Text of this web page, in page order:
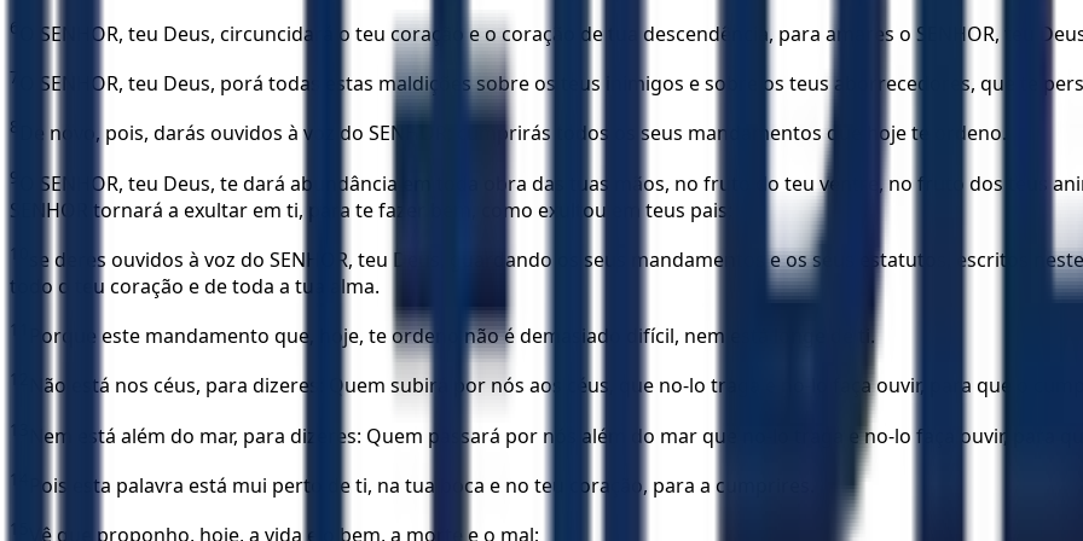
6 O SENHOR, teu Deus, circuncidará o teu coração e o coração de tua descendência, para amares o SENHOR, teu
7 O SENHOR, teu Deus, porá todas estas maldições sobre os teus inimigos e sobre os teus aborrecedores, que te
8 De novo, pois, darás ouvidos à voz do SENHOR; cumprirás todos os seus mandamentos que hoje te ordeno.
9
O SENHOR, teu Deus, te dará abundância em toda obra das tuas mãos, no fruto do teu ventre, no fruto dos teus
SENHOR tornará a exultar em ti, para te fazer bem, como exultou em teus pais;
10
se deres ouvidos à voz do SENHOR, teu Deus, guardando os seus mandamentos e os seus estatutos, escritos
todo o teu coração e de toda a tua alma.
11 Porque este mandamento que, hoje, te ordeno não é demasiado difícil, nem está longe de ti.
12 Não está nos céus, para dizeres: Quem subirá por nós aos céus, que no-lo traga e no-lo faça ouvir, para que o
13 Nem está além do mar, para dizeres: Quem passará por nós além do mar que no-lo traga e no-lo faça ouvir, para
14 Pois esta palavra está mui perto de ti, na tua boca e no teu coração, para a cumprires.
15